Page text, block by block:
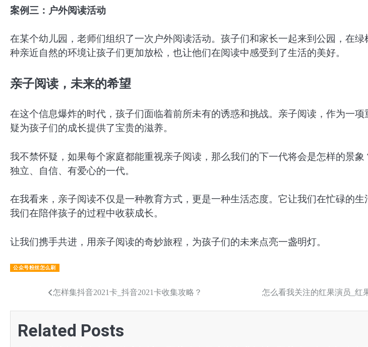
案例三：户外阅读活动
在某个幼儿园，老师们组织了一次户外阅读活动。孩子们和家长一起来到公园，在
种亲近自然的环境让孩子们更加放松，也让他们在阅读中感受到了生活的美好。
亲子阅读，未来的希望
在这个信息爆炸的时代，孩子们面临着前所未有的诱惑和挑战。亲子阅读，作为一
疑为孩子们的成长提供了宝贵的滋养。
我不禁怀疑，如果每个家庭都能重视亲子阅读，那么我们的下一代将会是怎样的景象
独立、自信、有爱心的一代。
在我看来，亲子阅读不仅是一种教育方式，更是一种生活态度。它让我们在忙碌的
我们在陪伴孩子的过程中收获成长。
让我们携手共进，用亲子阅读的奇妙旅程，为孩子们的未来点亮一盏明灯。
公众号粉丝怎么刷
章
导
怎样集抖音2021卡_抖音2021卡收集攻略？ 怎么看我关注的红果演员_红
Related Posts